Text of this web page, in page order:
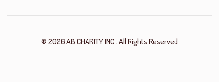
© 2026 AB CHARITY INC . All Rights Reserved